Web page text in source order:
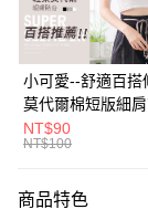
街口支付
悠遊付
Google Pay
全盈+PAY
大哥付你分期
小可愛--舒適百搭
莫代爾棉短版細肩
色背心(白.黑.灰L-
U582眼圈熊中大
NT$90
NT$100
商品特色